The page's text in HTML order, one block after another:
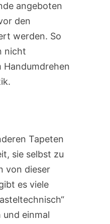
angeboten
den
werden. So
nicht
Tapeten
sie selbst zu
von dieser
es viele
einmal